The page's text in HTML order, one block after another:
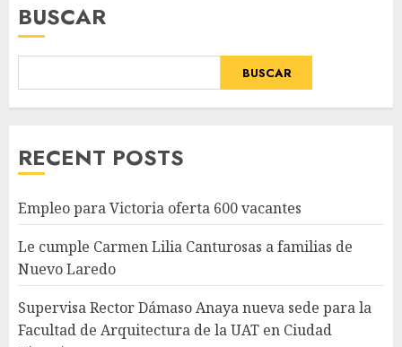
BUSCAR
BUSCAR
RECENT POSTS
Empleo para Victoria oferta 600 vacantes
Le cumple Carmen Lilia Canturosas a familias de
Nuevo Laredo
Supervisa Rector Dámaso Anaya nueva sede para la
Facultad de Arquitectura de la UAT en Ciudad